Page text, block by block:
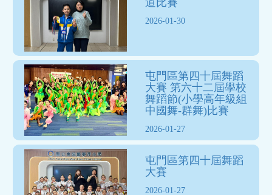
道比賽
2026-01-30
屯門區第四十屆舞蹈
大賽 第六十二屆學校
舞蹈節(小學高年級組
中國舞-群舞)比賽
2026-01-27
屯門區第四十屆舞蹈
大賽
2026-01-27